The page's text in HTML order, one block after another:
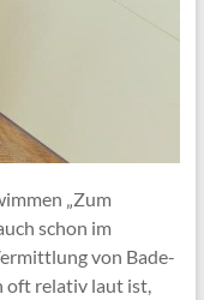
„Zum
schon im
von Bade-
oft relativ laut ist,